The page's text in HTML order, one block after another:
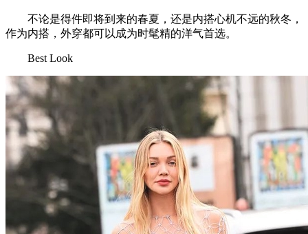
不论是得件即将到来的春夏，还是内搭心机不远的秋冬，
作为内搭，外穿都可以成为时髦精的洋气首选。
Best Look